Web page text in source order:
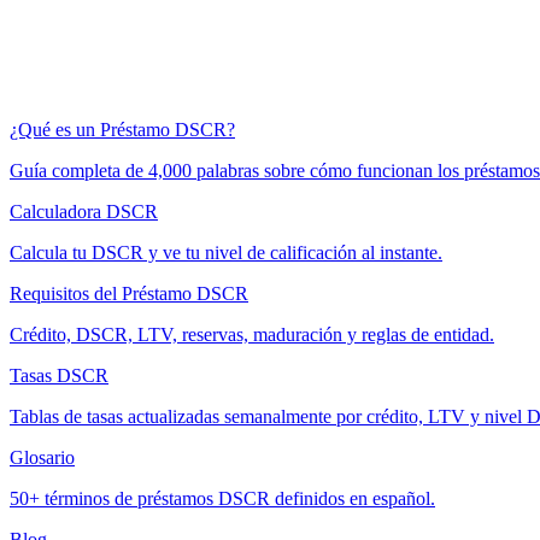
¿Qué es un Préstamo DSCR?
Guía completa de 4,000 palabras sobre cómo funcionan los
Calculadora DSCR
Calcula tu DSCR y ve tu nivel de calificación al instante.
Requisitos del Préstamo DSCR
Crédito, DSCR, LTV, reservas, maduración y reglas de entidad.
Tasas DSCR
Tablas de tasas actualizadas semanalmente por crédito, LTV y nivel
Glosario
50+ términos de préstamos DSCR definidos en español.